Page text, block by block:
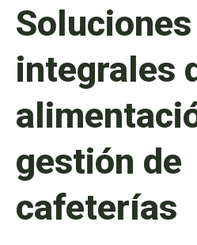
Soluciones
integrales
gestión de
cafeterías